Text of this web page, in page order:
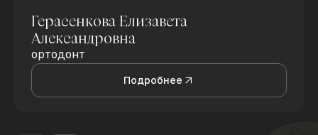
Герасенкова Елизавета
Александровна
ортодонт
Подробнее